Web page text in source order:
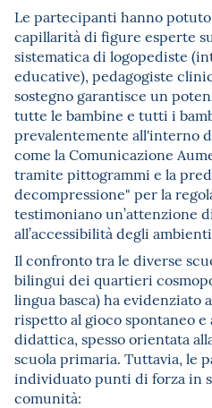
Le partecipanti hanno
capillarità di figure esperte
sistematica di logopediste
educative), pedagogiste
sostegno garantisce un
tutte le bambine e tutti i
prevalentemente all'interno
come la Comunicazione
tramite pittogrammi e la
decompressione" per la
testimoniano un’attenzione
all’accessibilità degli
Il confronto tra le diverse
bilingui dei quartieri
lingua basca) ha
rispetto al gioco spontaneo
didattica, spesso orientata
scuola primaria. Tuttavia, le
individuato punti di forza in
comunità: